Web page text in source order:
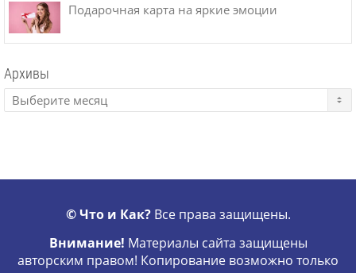
Подарочная карта на яркие эмоции
Архивы
© Что и Как?Все права защищены.
Внимание! Материалы сайта защищены
авторским правом! Копирование возможно только